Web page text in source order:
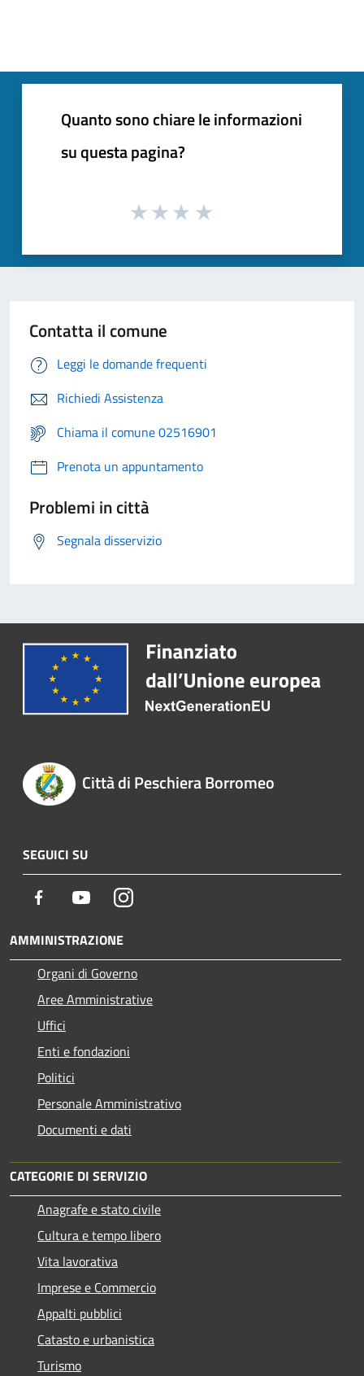
Quanto sono chiare le informazioni
su questa pagina?
Contatta il comune
Leggi le domande frequenti
Richiedi Assistenza
Chiama il comune 02516901
Prenota un appuntamento
Problemi in città
Segnala disservizio
Città di Peschiera Borromeo
SEGUICI SU
Facebook YoutubeInstagram
AMMINISTRAZIONE
Organi di Governo
Aree Amministrative
Uffici
Enti e fondazioni
Politici
Personale Amministrativo
Documenti e dati
CATEGORIE DI SERVIZIO
Anagrafe e stato civile
Cultura e tempo libero
Vita lavorativa
Imprese e Commercio
Appalti pubblici
Catasto e urbanistica
Turismo